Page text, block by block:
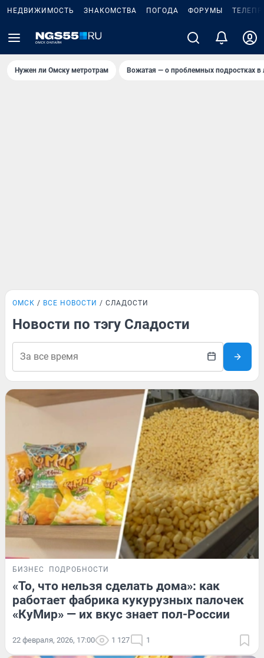
НЕДВИЖИМОСТЬ ЗНАКОМСТВА ПОГОДА ФОРУМЫ
Нужен ли Омску метротрам Вожатая — о проблемных подростках в
ОМСК ВСЕ НОВОСТИ СЛАДОСТИ
Новости по тэгу Сладости
БИЗНЕС ПОДРОБНОСТИ
«То, что нельзя сделать дома»: как
работает фабрика кукурузных палочек
«КуМир» — их вкус знает пол-России
22 февраля, 2026, 17:00 1 127 1